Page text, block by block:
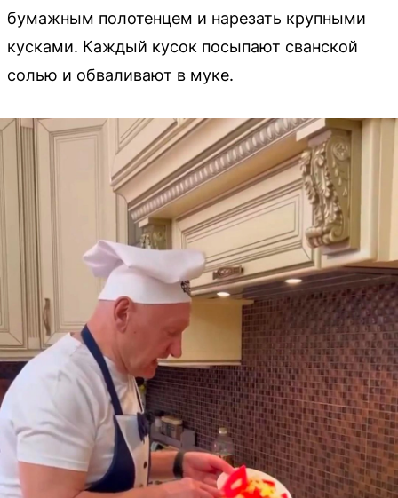
бумажным полотенцем и нарезать крупными
кусками. Каждый кусок посыпают сванской
солью и обваливают в муке.